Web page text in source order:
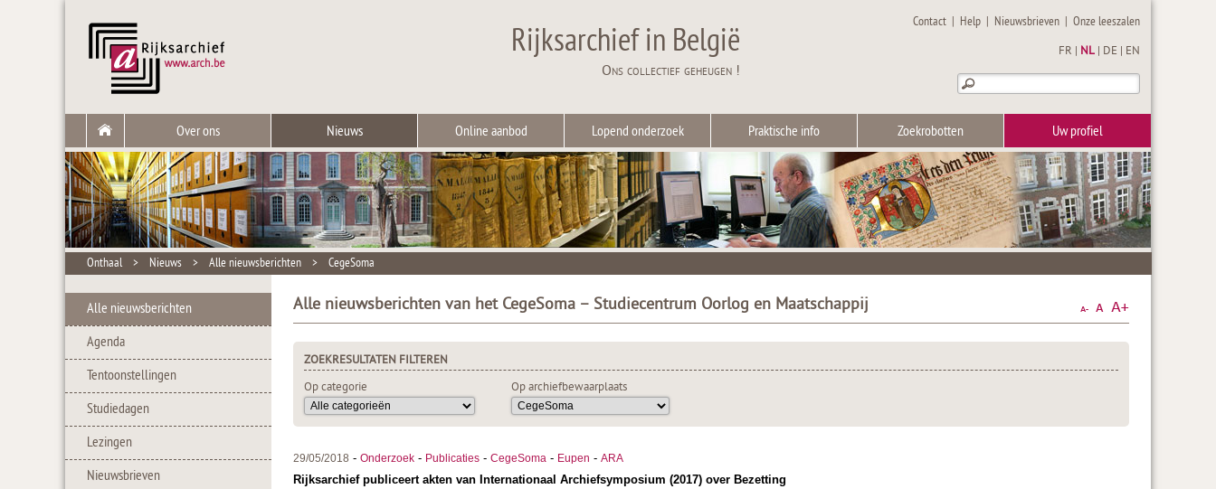
Rijksarchief in België
Ons collectief geheugen !
Contact | Help | Nieuwsbrieven |Onze leeszalen
FR NL DE EN
Over ons Nieuws Online aanbod Lopend onderzoek Praktische info Zoekrobotten Uw profiel
Onthaal > Nieuws > Alle nieuwsberichten > CegeSoma
Alle nieuwsberichten
Agenda
Tentoonstellingen
Studiedagen
Lezingen
Nieuwsbrieven
Alle nieuwsberichten van het CegeSoma – Studiecentrum Oorlog en Maatschappij
ZOEKRESULTATEN FILTEREN
Op categorie
Op archiefbewaarplaats
29/05/2018 - Onderzoek - Publicaties - CegeSoma - Eupen - ARA
Rijksarchief publiceert akten van Internationaal Archiefsymposium (2017) over Bezetting